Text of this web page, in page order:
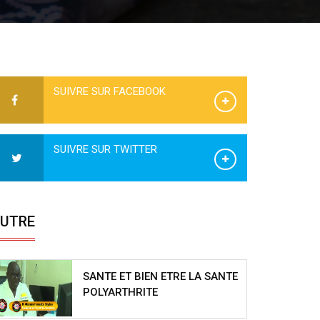
SUIVRE SUR FACEBOOK
SUIVRE SUR TWITTER
SANTE ET BIEN ETRE LA SANTE
POLYARTHRITE